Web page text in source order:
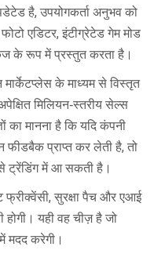
है, उपयोगकर्ता अनुभव को
एडिटर, इंटीग्रेटेड गेम मोड
के रूप में प्रस्तुत करता है।
के माध्यम से विस्तृत
मिलियन‑स्तरीय सेल्स
का मानना है कि यदि कंपनी
फीडबैक प्राप्त कर लेती है, तो
से ट्रेंडिंग में आ सकती है।
फ्रीक्वेंसी, सुरक्षा पैच और एआई
होगी। यही वह चीज़ है जो
मदद करेगी।